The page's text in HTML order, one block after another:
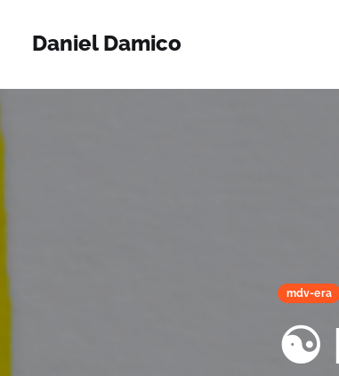
Daniel Damico
mdv-era
☯️